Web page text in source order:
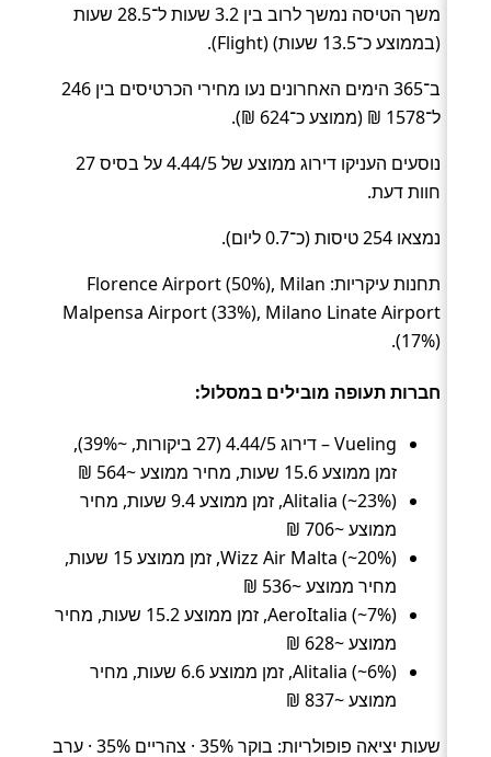
משך הטיסה נמשך לרוב בין 3.2 שעות ל־28.5 שעות
(בממוצע כ־13.5 שעות) (Flight).
ב־365 הימים האחרונים נעו מחירי הכרטיסים בין 246
ל־1578 ₪ (ממוצע כ־624 ₪).
נוסעים העניקו דירוג ממוצע של 4.44/5 על בסיס 27
חוות דעת.
נמצאו 254 טיסות (כ־0.7 ליום).
תחנות עיקריות: Florence Airport (50%), Milan
Malpensa Airport (33%), Milano Linate Airport
(17%).
חברות תעופה מובילים במסלול:
Vueling – דירוג 4.44/5 (27 ביקורות, ~39%),
זמן ממוצע 15.6 שעות, מחיר ממוצע ~564 ₪
Alitalia (~23%), זמן ממוצע 9.4 שעות, מחיר
ממוצע ~706 ₪
Wizz Air Malta (~20%), זמן ממוצע 15 שעות,
מחיר ממוצע ~536 ₪
AeroItalia (~7%), זמן ממוצע 15.2 שעות, מחיר
ממוצע ~628 ₪
Alitalia (~6%), זמן ממוצע 6.6 שעות, מחיר
ממוצע ~837 ₪
שעות יציאה פופולריות: בוקר 35% · צהריים 35% · ערב